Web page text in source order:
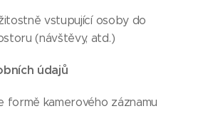
vstupující osoby do
(návštěvy, atd.)
údajů
formě kamerového záznamu